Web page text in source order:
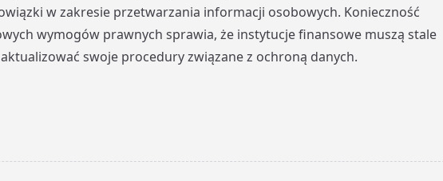
w zakresie przetwarzania informacji osobowych. Konieczność
wymogów prawnych sprawia, że instytucje finansowe muszą stale
swoje procedury związane z ochroną danych.